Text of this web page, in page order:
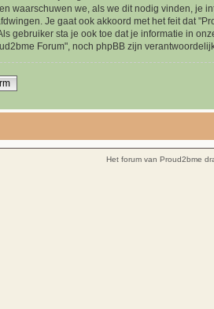
waarschuwen we, als we dit nodig vinden, je
Je gaat ook akkoord met het feit dat
gebruiker sta je ook toe dat je informatie in
Forum", noch phpBB zijn
Het forum van Proud2bme